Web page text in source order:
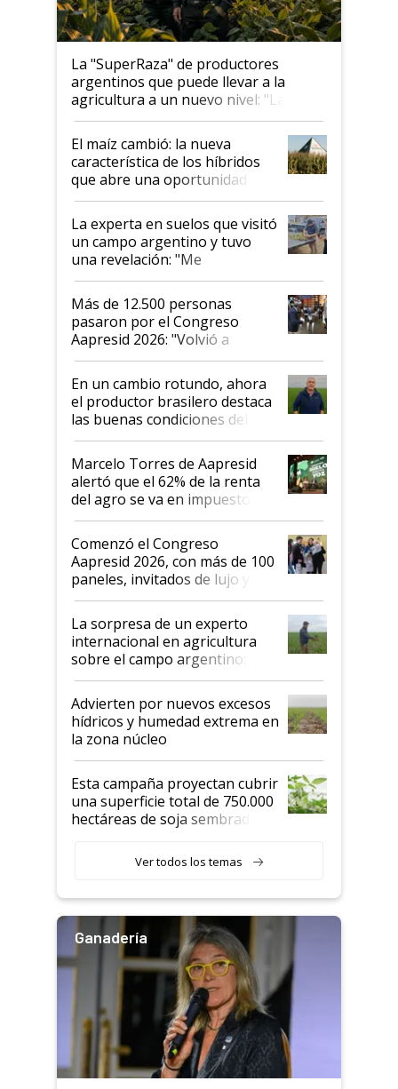
La "SuperRaza" de productores
argentinos que puede llevar a la
agricultura a un nuevo nivel: "Las
posibilidades de crecimiento son
infinitas"
El maíz cambió: la nueva
característica de los híbridos
que abre una oportunidad en
el lote
La experta en suelos que visitó
un campo argentino y tuvo
una revelación: "Me
impresionó mucho"
Más de 12.500 personas
pasaron por el Congreso
Aapresid 2026: "Volvió a
demostrar que hablar del
suelo es hablar de todo el
sistema productivo"
En un cambio rotundo, ahora
el productor brasilero destaca
las buenas condiciones del
agro argentino para invertir:
"Los veo más motivados"
Marcelo Torres de Aapresid
alertó que el 62% de la renta
del agro se va en impuestos:
"No es bueno que en
Argentina se sigan discutiendo
las mismas cosas de hace 50
años"
Comenzó el Congreso
Aapresid 2026, con más de 100
paneles, invitados de lujo y
todas las tendencias
La sorpresa de un experto
internacional en agricultura
sobre el campo argentino:
"Estoy muy impresionado"
Advierten por nuevos excesos
hídricos y humedad extrema en
la zona núcleo
Esta campaña proyectan cubrir
una superficie total de 750.000
hectáreas de soja sembradas
variedades que marcan un
salto tecnológico en genética y
Ver todos los temas
Ganadería